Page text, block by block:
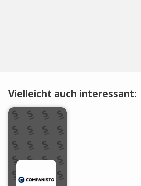
Vielleicht auch interessant: